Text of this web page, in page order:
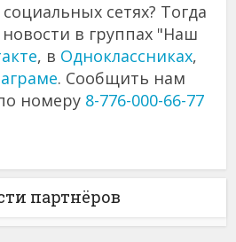
сетях? Тогда
в группах "Наш
, в Одноклассниках,
. Сообщить нам
номеру 8-776-000-66-77
партнёров